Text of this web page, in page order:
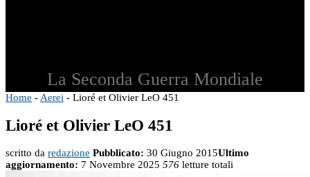
La Seconda Guerra Mondiale
Home - Aerei - Lioré et Olivier LeO 451
Lioré et Olivier LeO 451
scritto da redazione Pubblicato: 30 Giugno 2015Ultimo
aggiornamento: 7 Novembre 2025 576 letture totali